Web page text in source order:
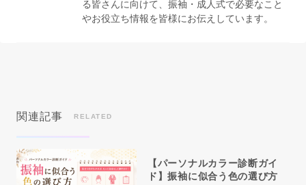
る皆さんに向けて、振袖・成人式で必要なこと
やお役立ち情報を皆様にお伝えしています。
関連記事 RELATED
【パーソナルカラー診断ガイ
ド】振袖に似合う色の選び方